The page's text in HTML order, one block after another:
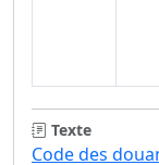
Texte
Code des